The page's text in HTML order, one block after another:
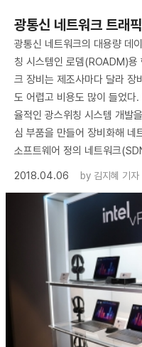
광통신 네트워크 트래
광통신 네트워크의 대용량 데
칭 시스템인 로뎀(ROADM)용
크 장비는 제조사마다 달라 장
도 어렵고 비용도 많이 들었다
율적인 광스위칭 시스템 개발
심 부품을 만들어 장비화해 네
소프트웨어 정의 네트워크
2018.04.06
by 김지혜 기자